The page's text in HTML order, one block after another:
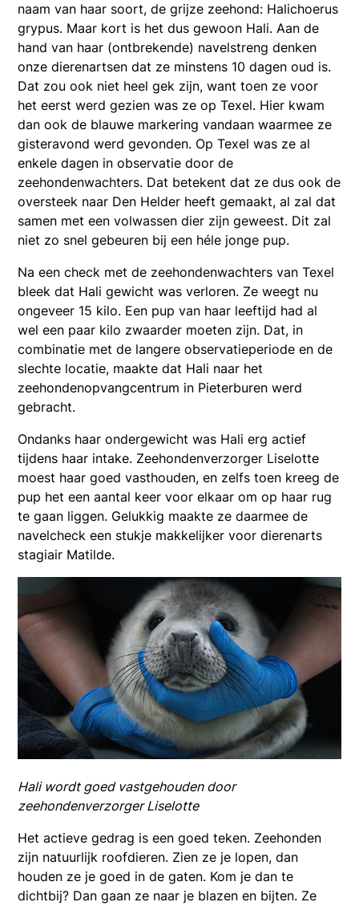
naam van haar soort, de grijze zeehond: Halichoerus
grypus. Maar kort is het dus gewoon Hali. Aan de
hand van haar (ontbrekende) navelstreng denken
onze dierenartsen dat ze minstens 10 dagen oud is.
Dat zou ook niet heel gek zijn, want toen ze voor
het eerst werd gezien was ze op Texel. Hier kwam
dan ook de blauwe markering vandaan waarmee ze
gisteravond werd gevonden. Op Texel was ze al
enkele dagen in observatie door de
zeehondenwachters. Dat betekent dat ze dus ook de
oversteek naar Den Helder heeft gemaakt, al zal dat
samen met een volwassen dier zijn geweest. Dit zal
niet zo snel gebeuren bij een héle jonge pup.
Na een check met de zeehondenwachters van Texel
bleek dat Hali gewicht was verloren. Ze weegt nu
ongeveer 15 kilo. Een pup van haar leeftijd had al
wel een paar kilo zwaarder moeten zijn. Dat, in
combinatie met de langere observatieperiode en de
slechte locatie, maakte dat Hali naar het
zeehondenopvangcentrum in Pieterburen werd
gebracht.
Ondanks haar ondergewicht was Hali erg actief
tijdens haar intake. Zeehondenverzorger Liselotte
moest haar goed vasthouden, en zelfs toen kreeg de
pup het een aantal keer voor elkaar om op haar rug
te gaan liggen. Gelukkig maakte ze daarmee de
navelcheck een stukje makkelijker voor dierenarts
stagiair Matilde.
Hali wordt goed vastgehouden door
zeehondenverzorger Liselotte
Het actieve gedrag is een goed teken. Zeehonden
zijn natuurlijk roofdieren. Zien ze je lopen, dan
houden ze je goed in de gaten. Kom je dan te
dichtbij? Dan gaan ze naar je blazen en bijten. Ze